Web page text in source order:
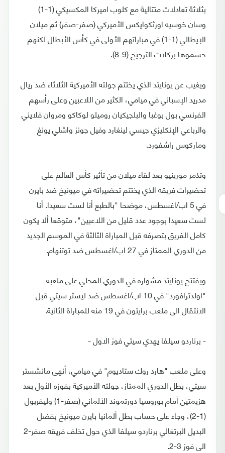
بثلاثة تعادلات متتالية مع كلوب اميركا المكسيكي (1-1)
وسان خوسيه اورثكوايكس الأميركي (صفر-صفر) ثم ميلان
الإيطالي (1-1) في مباراتهم الأولى في كأس الأبطال لكنهم
حسموها بركلات الترجيح (9-8).
ويغيب عن يونايتد الذي يختتم جولته الأميركية الثلاثاء ضد ريال
مدريد الإسباني في ميامي، الكثير من اللاعبين وعلى رأسهم
الفرنسي بول بوغبا والبلجيكيان روميلو لوكاكو ومروان فلايني
والرباعي الإنكليزي جيسي لينغارد وفيل جونز واشلي يونغ
وماركوس راشفورد.
وتذمر مورينيو بعد لقاء ميلان من تأثير كأس العالم على
تحضيرات فريقه الذي يختتم تحضيراته في ميونيخ ضد بايرن
في 5 اب/اغسطس، موضحا "بالطبع أنا لست سعيدا. أنا
لست سعيدا بوجود عدد قليل من اللاعبين"، متوقعا ألا يكون
كامل الفريق بتصرفه قبل المباراة الثالثة في الموسم الجديد
من الدوري الممتاز في 27 اب/اغسطس ضد توتنهام.
ويفتتح يونايتد مشواره في الدوري المحلي على ملعبه
"اولدترافورد" في 10 اب/اغسطس ضد ليستر سيتي قبل
الانتقال الى ملعب برايتون في 19 منه للمباراة الثانية.
- برناردو سيلفا يهدي سيتي فوز الاول -
وعلى ملعب "هارد روك ستاديوم" في ميامي، أنهى مانشستر
سيتي، بطل الدوري الممتاز، جولته الأميركية بفوزه الأول بعد
هزيمتين أمام بوروسيا دورتموند الألماني (صفر-1) وليفربول
(1-2)، وجاء على حساب بطل ألمانيا بايرن ميونيخ بفضل
البديل البرتغالي برناردو سيلفا الذي حول تخلف فريقه صفر-2
الى فوز 3-2.